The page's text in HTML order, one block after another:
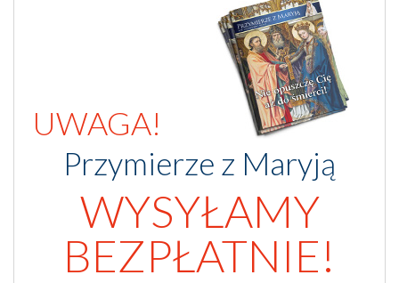
UWAGA!
Przymierze z Maryją
WYSYŁAMY
BEZPŁATNIE!